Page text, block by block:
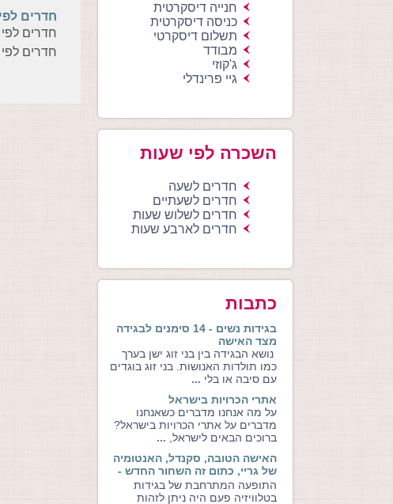
חדרים
חדרים
חדרים
חנייה דיסקרטית
כניסה דיסקרטית
תשלום דיסקרטי
מבודד
ג'קוזי
גיי פרינדלי
השכרה לפי שעות
חדרים לשעה
חדרים לשעתיים
חדרים לשלוש שעות
חדרים לארבע שעות
כתבות
בגידות נשים - 14 סימנים לבגידה
מצד האישה
נושא הבגידה בין בני זוג ישן בערך
כמו תולדות האנושות. בני זוג בוגדים
עם סיבה או בלי ...
אתרי הכרויות בישראל
על מה אנחנו מדברים כשאנחנו
מדברים על אתרי הכרויות בישראל?
ברוכים הבאים לישראל, ...
האישה הטובה, סקנדל, האנטומיה
של גריי, כתום זה השחור החדש -
למה כולם בוגדים?
התופעה המתרחבת של בגידות
בטלוויזיה פעם היה ניתן לזהות